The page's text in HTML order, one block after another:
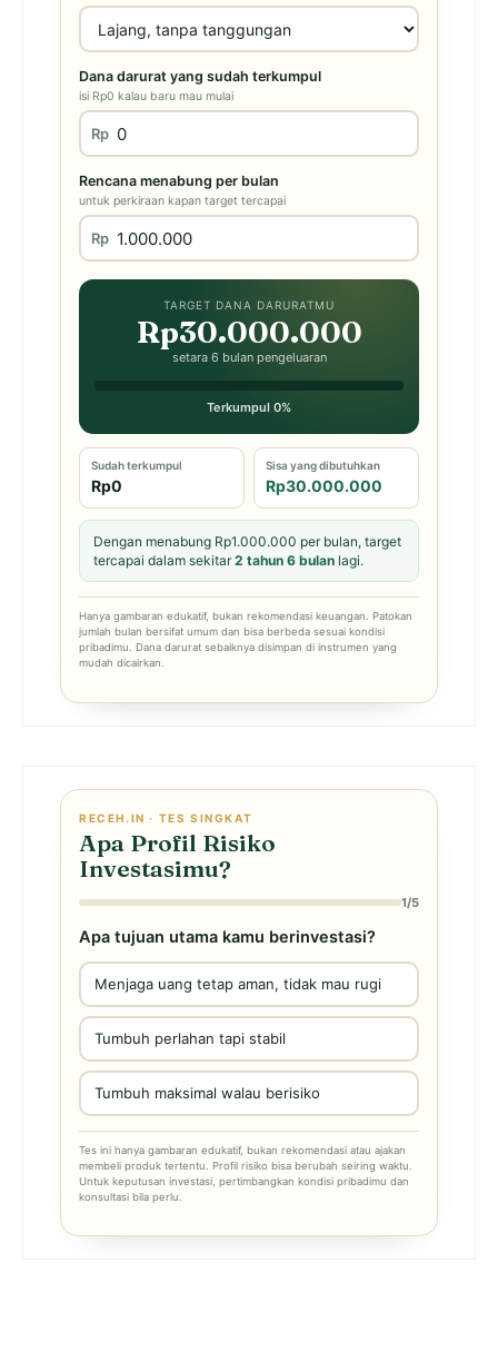
Dana darurat yang sudah terkumpul
isi Rp0 kalau baru mau mulai
Rp
Rencana menabung per bulan
untuk perkiraan kapan target tercapai
Rp
TARGET DANA DARURATMU
Rp30.000.000
setara 6 bulan pengeluaran
Terkumpul 0%
Sudah terkumpul
Rp0
Sisa yang dibutuhkan
Rp30.000.000
Dengan menabung Rp1.000.000 per bulan, target
tercapai dalam sekitar2 tahun 6 bulan lagi.
Hanya gambaran edukatif, bukan rekomendasi keuangan. Patokan
jumlah bulan bersifat umum dan bisa berbeda sesuai kondisi
pribadimu. Dana darurat sebaiknya disimpan di instrumen yang
mudah dicairkan.
RECEH.IN · TES SINGKAT
Apa Profil Risiko
Investasimu?
1/5
Apa tujuan utama kamu berinvestasi?
Menjaga uang tetap aman, tidak mau rugi
Tumbuh perlahan tapi stabil
Tumbuh maksimal walau berisiko
Tes ini hanya gambaran edukatif, bukan rekomendasi atau ajakan
membeli produk tertentu. Profil risiko bisa berubah seiring waktu.
Untuk keputusan investasi, pertimbangkan kondisi pribadimu dan
konsultasi bila perlu.